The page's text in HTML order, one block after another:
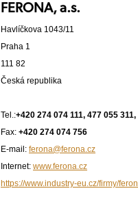
FERONA, a.s.
Havlíčkova 1043/11
Praha 1
111 82
Česká republika
Tel.:+420 274 074 111, 477 055
Fax: +420 274 074 756
E-mail: ferona@ferona.cz
Internet: www.ferona.cz
https://www.industry-eu.cz/firmy/